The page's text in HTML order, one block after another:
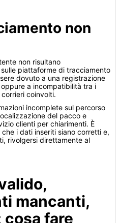
non
non risultano
piattaforme di tracciamento
dovuto a una registrazione
a incompatibilità tra i
coinvolti.
incomplete sul percorso
del pacco e
clienti per chiarimenti. È
i dati inseriti siano corretti e,
rivolgersi direttamente al
mancanti,
fare